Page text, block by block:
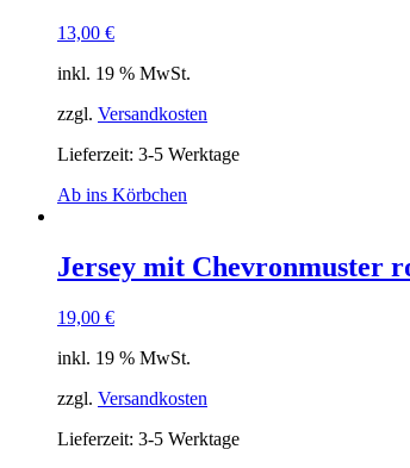
13,00 €
inkl. 19 % MwSt.
zzgl. Versandkosten
Lieferzeit: 3-5 Werktage
Ab ins Körbchen
Jersey mit Chevronmuster
19,00 €
inkl. 19 % MwSt.
zzgl. Versandkosten
Lieferzeit: 3-5 Werktage